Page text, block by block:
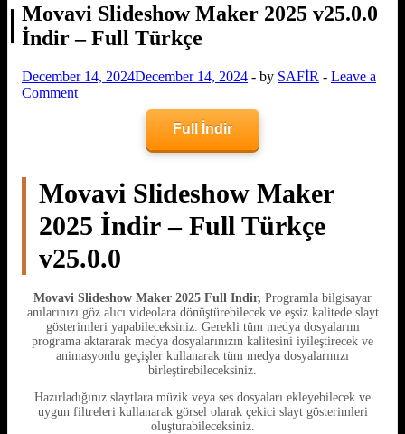
Movavi Slideshow Maker 2025 v25.0.0
İndir – Full Türkçe
December 14, 2024December 14, 2024 - by SAFİR - Leave a
Comment
Full İndir
Movavi Slideshow Maker
2025 İndir – Full Türkçe
v25.0.0
Movavi Slideshow Maker 2025 Full Indir, Programla bilgisayar
anılarınızı göz alıcı videolara dönüştürebilecek ve eşsiz kalitede slayt
gösterimleri yapabileceksiniz. Gerekli tüm medya dosyalarını
programa aktararak medya dosyalarınızın kalitesini iyileştirecek ve
animasyonlu geçişler kullanarak tüm medya dosyalarınızı
birleştirebileceksiniz.
Hazırladığınız slaytlara müzik veya ses dosyaları ekleyebilecek ve
uygun filtreleri kullanarak görsel olarak çekici slayt gösterimleri
oluşturabileceksiniz.